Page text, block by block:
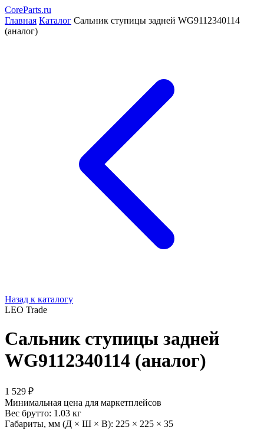
CoreParts.ru
Главная Каталог Сальник ступицы задней WG9112340114
(аналог)
Назад к каталогу
LEO Trade
Сальник ступицы задней
WG9112340114 (аналог)
1 529 ₽
Минимальная цена для маркетплейсов
Вес брутто: 1.03 кг
Габариты, мм (Д × Ш × В): 225 × 225 × 35